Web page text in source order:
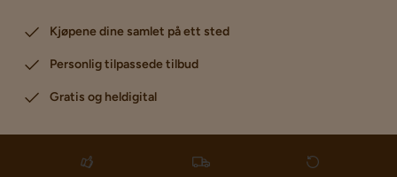
Kjøpene dine samlet på ett sted
Personlig tilpassede tilbud
Gratis og heldigital